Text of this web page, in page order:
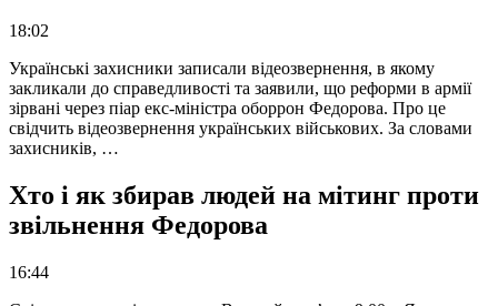
18:02
Українські захисники записали відеозвернення, в якому
закликали до справедливості та заявили, що реформи в армії
зірвані через піар екс-міністра оборрон Федорова. Про це
свідчить відеозвернення українських військових. За словами
захисників, …
Хто і як збирав людей на мітинг проти
звільнення Федорова
16:44